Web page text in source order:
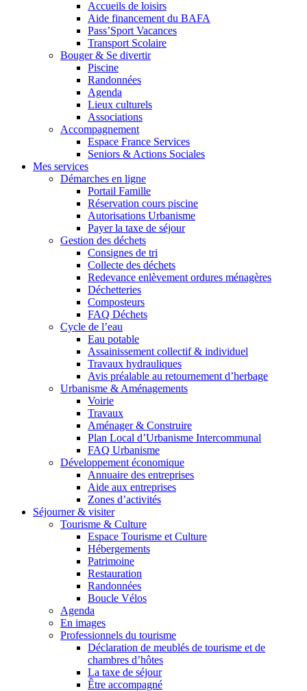
Accueils de loisirs
Aide financement du BAFA
Pass’Sport Vacances
Transport Scolaire
Bouger & Se divertir
Piscine
Randonnées
Agenda
Lieux culturels
Associations
Accompagnement
Espace France Services
Seniors & Actions Sociales
Mes services
Démarches en ligne
Portail Famille
Réservation cours piscine
Autorisations Urbanisme
Payer la taxe de séjour
Gestion des déchets
Consignes de tri
Collecte des déchets
Redevance enlèvement ordures ménagères
Déchetteries
Composteurs
FAQ Déchets
Cycle de l’eau
Eau potable
Assainissement collectif & individuel
Travaux hydrauliques
Avis préalable au retournement d’herbage
Urbanisme & Aménagements
Voirie
Travaux
Aménager & Construire
Plan Local d’Urbanisme Intercommunal
FAQ Urbanisme
Développement économique
Annuaire des entreprises
Aide aux entreprises
Zones d’activités
Séjourner & visiter
Tourisme & Culture
Espace Tourisme et Culture
Hébergements
Patrimoine
Restauration
Randonnées
Boucle Vélos
Agenda
En images
Professionnels du tourisme
Déclaration de meublés de tourisme et de
chambres d’hôtes
La taxe de séjour
Être accompagné